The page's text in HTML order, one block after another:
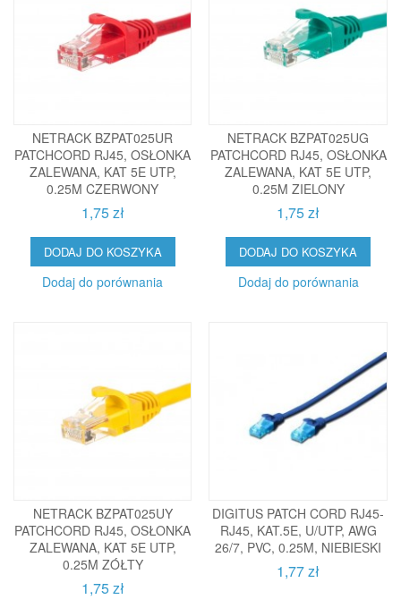
NETRACK BZPAT025UR
PATCHCORD RJ45, OSŁONKA
ZALEWANA, KAT 5E UTP,
0.25M CZERWONY
1,75 zł
DODAJ DO KOSZYKA
Dodaj do porównania
NETRACK BZPAT025UG
PATCHCORD RJ45, OSŁONKA
ZALEWANA, KAT 5E UTP,
0.25M ZIELONY
1,75 zł
DODAJ DO KOSZYKA
Dodaj do porównania
NETRACK BZPAT025UY
PATCHCORD RJ45, OSŁONKA
ZALEWANA, KAT 5E UTP,
0.25M ZÓŁTY
1,75 zł
DIGITUS PATCH CORD RJ45-
RJ45, KAT.5E, U/UTP, AWG
26/7, PVC, 0.25M, NIEBIESKI
1,77 zł